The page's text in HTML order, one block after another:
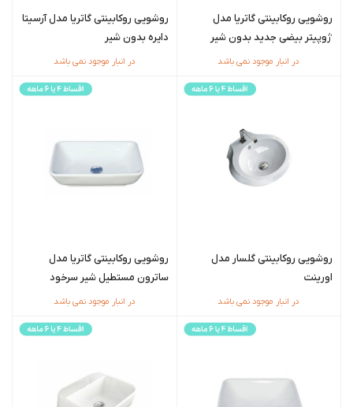
روشویی روکابینتی گاتریا مدل
ژوپیتر بیضی جدید بدون شیر
در انبار موجود نمی باشد
روشویی روکابینتی گاتریا مدل آرسیتا
دایره بدون شیر
در انبار موجود نمی باشد
روشویی روکابینتی گلسار مدل
اورینت
در انبار موجود نمی باشد
روشویی روکابینتی گاتریا مدل
ساترون مستطیل شیر سرخود
در انبار موجود نمی باشد